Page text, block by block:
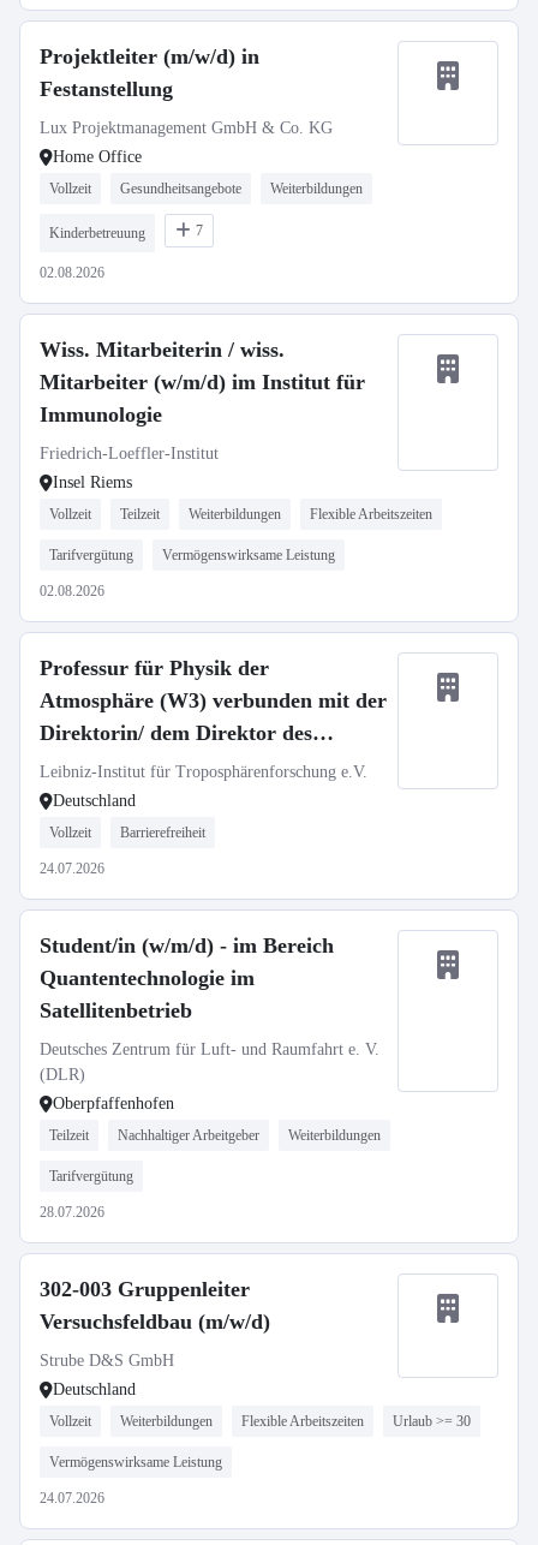
Projektleiter (m/w/d) in
Festanstellung
Lux Projektmanagement GmbH & Co. KG
Home Office
Vollzeit Gesundheitsangebote Weiterbildungen
Kinderbetreuung 7
02.08.2026
Wiss. Mitarbeiterin / wiss.
Mitarbeiter (w/m/d) im Institut für
Immunologie
Friedrich-Loeffler-Institut
Insel Riems
Vollzeit Teilzeit Weiterbildungen Flexible Arbeitszeiten
Tarifvergütung Vermögenswirksame Leistung
02.08.2026
Professur für Physik der
Atmosphäre (W3) verbunden mit der
Direktorin/ dem Direktor des
TROPOS
Leibniz-Institut für Troposphärenforschung e.V.
Deutschland
Vollzeit Barrierefreiheit
24.07.2026
Student/in (w/m/d) - im Bereich
Quantentechnologie im
Satellitenbetrieb
Deutsches Zentrum für Luft- und Raumfahrt e. V.
(DLR)
Oberpfaffenhofen
Teilzeit Nachhaltiger Arbeitgeber Weiterbildungen
Tarifvergütung
28.07.2026
302-003 Gruppenleiter
Versuchsfeldbau (m/w/d)
Strube D&S GmbH
Deutschland
Vollzeit Weiterbildungen Flexible Arbeitszeiten Urlaub >= 30
Vermögenswirksame Leistung
24.07.2026